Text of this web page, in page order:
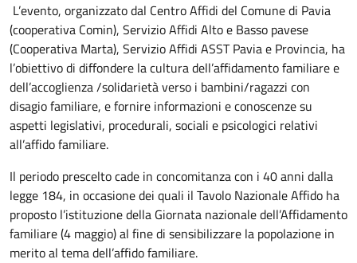
L’evento, organizzato dal Centro Affidi del Comune di Pavia
(cooperativa Comin), Servizio Affidi Alto e Basso pavese
(Cooperativa Marta), Servizio Affidi ASST Pavia e Provincia, ha
l’obiettivo di diffondere la cultura dell’affidamento familiare e
dell’accoglienza /solidarietà verso i bambini/ragazzi con
disagio familiare, e fornire informazioni e conoscenze su
aspetti legislativi, procedurali, sociali e psicologici relativi
all’affido familiare.
Il periodo prescelto cade in concomitanza con i 40 anni dalla
legge 184, in occasione dei quali il Tavolo Nazionale Affido ha
proposto l’istituzione della Giornata nazionale dell’Affidamento
familiare (4 maggio) al fine di sensibilizzare la popolazione in
merito al tema dell’affido familiare.